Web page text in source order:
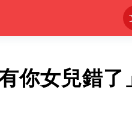
你女兒錯了